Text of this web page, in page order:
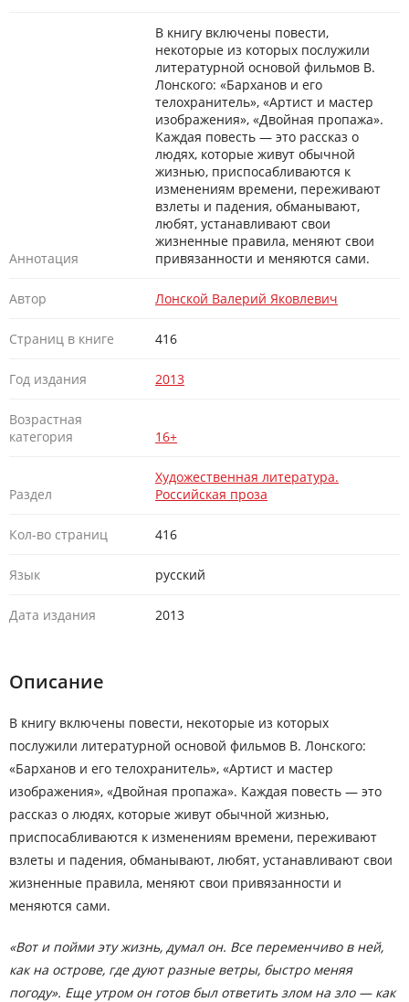
Аннотация
В книгу включены повести,
некоторые из которых послужили
литературной основой фильмов В.
Лонского: «Барханов и его
телохранитель», «Артист и мастер
изображения», «Двойная пропажа».
Каждая повесть — это рассказ о
людях, которые живут обычной
жизнью, приспосабливаются к
изменениям времени, переживают
взлеты и падения, обманывают,
любят, устанавливают свои
жизненные правила, меняют свои
привязанности и меняются сами.
Автор Лонской Валерий Яковлевич
Страниц в книге 416
Год издания 2013
Возрастная
категория
16+
Раздел
Художественная литература.
Российская проза
Кол-во страниц 416
Язык русский
Дата издания 2013
Описание
В книгу включены повести, некоторые из которых
послужили литературной основой фильмов В. Лонского:
«Барханов и его телохранитель», «Артист и мастер
изображения», «Двойная пропажа». Каждая повесть — это
рассказ о людях, которые живут обычной жизнью,
приспосабливаются к изменениям времени, переживают
взлеты и падения, обманывают, любят, устанавливают свои
жизненные правила, меняют свои привязанности и
меняются сами.
«Вот и пойми эту жизнь, думал он. Все переменчиво в ней,
как на острове, где дуют разные ветры, быстро меняя
погоду». Еще утром он готов был ответить злом на зло — как